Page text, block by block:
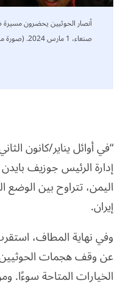
أنصار الحوثيين يحضرون مسيرة
صنعاء، 1 مارس 2024. (صورة من أسوشييتد برس/أسامة عبد الرحمن)
“في أوائل يناير/كانون
إدارة الرئيس جوزيف
اليمن، تتراوح بين
إيران.
وفي نهاية المطاف،
عن وقف هجمات الحوثيين
الخيارات المتاحة سوءًا.